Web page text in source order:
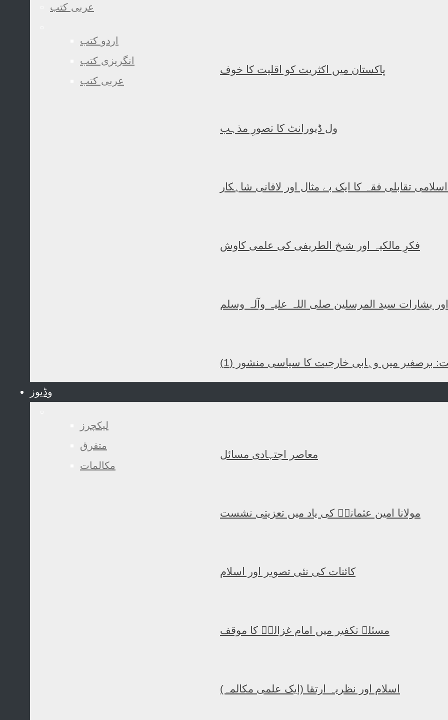
عربی کتب
اردو کتب
انگریزی کتب
عربی کتب
پاکستان میں اکثریت کو اقلیت کا خوف
ول ڈیورانٹ کا تصورِ مذہب
تقابلی فقہ کا ایک بے مثال اور لافانی شاہکار
فکرِ مالکیہ اور شیخ الطریفی کی علمی کاوش
اور بشارات سید المرسلین صلی اللہ علیہ وآلہ وسلم
برصغیر میں وہابی خارجیت کا سیاسی منشور (1)
وڈیوز
لیکچرز
متفرق
مکالمات
معاصر اجتہادی مسائل
مولانا امین عثمانیؒ کی یاد میں تعزیتی نشست
کائنات کی نئی تصویر اور اسلام
مسئلہ تکفیر میں امام غزالیؒ کا موقف
اسلام اور نظریہ ارتقا (ایک علمی مکالمہ)